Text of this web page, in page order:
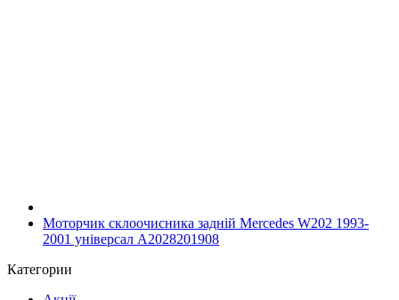
Моторчик склоочисника задній Mercedes W202 1993-
2001 універсал A2028201908
Категории